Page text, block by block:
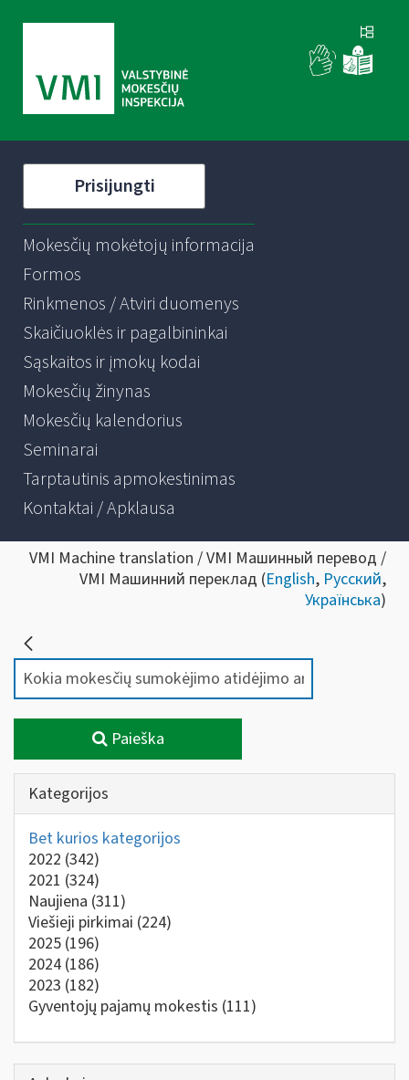
Prisijungti
Mokesčių mokėtojų informacija
Formos
Rinkmenos / Atviri duomenys
Skaičiuoklės ir pagalbininkai
Sąskaitos ir įmokų kodai
Mokesčių žinynas
Mokesčių kalendorius
Seminarai
Tarptautinis apmokestinimas
Kontaktai / Apklausa
VMI Machine translation / VMI Машинный перевод /
VMI Машинний переклад (English, Русский,
Українська)
Paieška
Kategorijos
Bet kurios kategorijos
2022 (342)
2021 (324)
Naujiena (311)
Viešieji pirkimai (224)
2025 (196)
2024 (186)
2023 (182)
Gyventojų pajamų mokestis (111)